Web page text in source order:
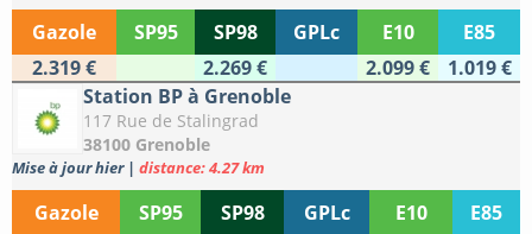
Gazole SP95 SP98 GPLc E10
E85
2.319 €
2.269 € 2.099 €
1.019 €
Station BP à Grenoble
117 Rue de Stalingrad
38100 Grenoble
Mise à jour hier | distance: 4.27 km
Gazole SP95 SP98 GPLc E10
E85